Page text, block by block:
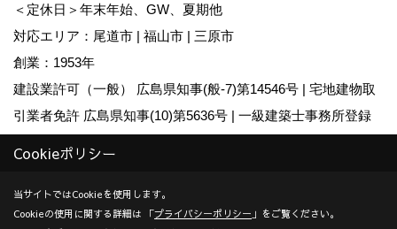
＜定休日＞年末年始、GW、夏期他
対応エリア：尾道市 | 福山市 | 三原市
創業：1953年
建設業許可（一般） 広島県知事(般-7)第14546号 | 宅地建物取
引業者免許 広島県知事(10)第5636号 | 一級建築士事務所登録
Copyright (c) KADOSHO. All Rights Reserved.
Produced byゴデスクリエイト
Cookieポリシー
当サイトではCookieを使用します。
Cookieの使用に関する詳細は 「プライバシーポリシー 」をご覧ください。